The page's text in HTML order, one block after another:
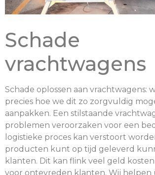
Schade
vrachtwagens
Schade oplossen aan vrachtwagens:
precies hoe we dit zo zorgvuldig
aanpakken. Een stilstaande
problemen veroorzaken voor een
logistieke proces kan verstoort
producten kunt op tijd geleverd
klanten. Dit kan flink veel geld
voor ontevreden klanten. Wij helpen